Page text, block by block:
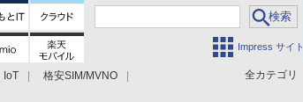
Impress サイト
全カテゴリ
IoT
格安SIM/MVNO